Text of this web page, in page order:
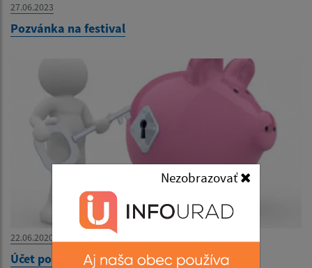
Nezobrazovať
27.06.2023
Pozvánka na festival
22.06.2020
Účet pomoci pre obec Pichne